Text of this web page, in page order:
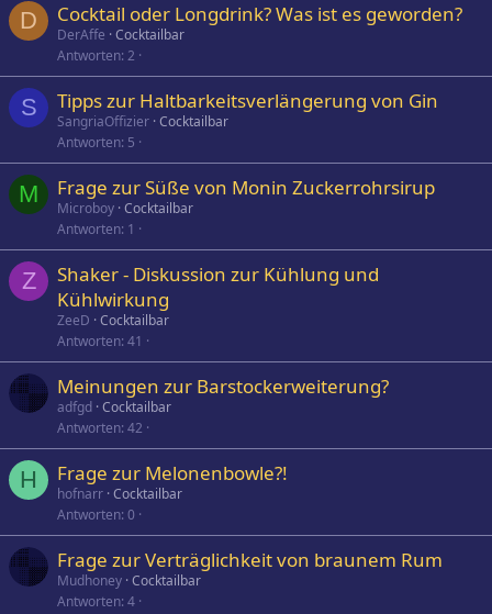
D Cocktail oder Longdrink? Was ist es geworden?
DerAffe Cocktailbar
Antworten 2
S Tipps zur Haltbarkeitsverlängerung von Gin
SangriaOffizier Cocktailbar
Antworten 5
M Frage zur Süße von Monin Zuckerrohrsirup
Microboy Cocktailbar
Antworten 1
Z
Shaker - Diskussion zur Kühlung und
Kühlwirkung
ZeeD Cocktailbar
Antworten 41
Meinungen zur Barstockerweiterung?
adfgd Cocktailbar
Antworten 42
H Frage zur Melonenbowle?!
hofnarr Cocktailbar
Antworten 0
Frage zur Verträglichkeit von braunem Rum
Mudhoney Cocktailbar
Antworten 4